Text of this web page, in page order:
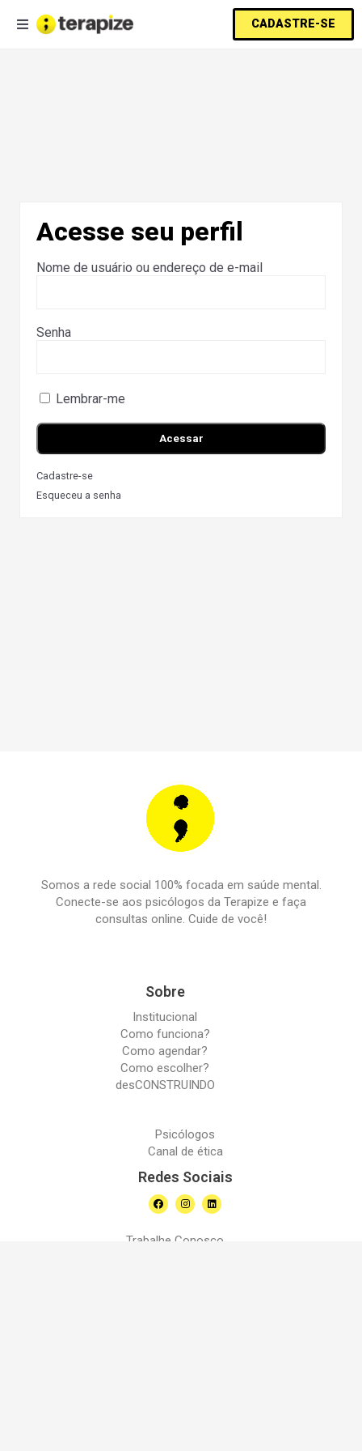
CADASTRE-SE
Acesse seu perfil
Nome de usuário ou endereço de e-mail
Senha
Lembrar-me
Cadastre-se
Esqueceu a senha
Somos a rede social 100% focada em saúde mental.
Conecte-se aos psicólogos da Terapize e faça
consultas online. Cuide de você!
Sobre
Institucional
Como funciona?
Como agendar?
Como escolher?
desCONSTRUINDO
Psicólogos
Canal de ética
Redes Sociais
Trabalhe Conosco